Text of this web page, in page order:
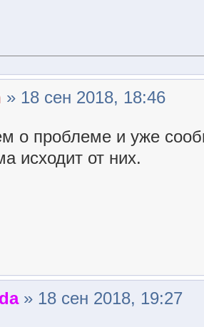
» 18 сен 2018, 18:46
о проблеме и уже
исходит от них.
» 18 сен 2018, 19:27